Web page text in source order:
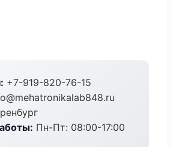
+7-919-820-76-15
Пн-Пт: 08:00-17:00